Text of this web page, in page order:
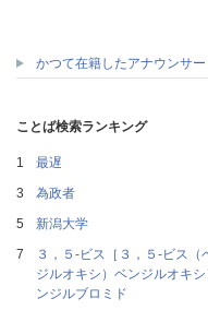
かつて在籍したアナウンサー
ことば検索ランキング
最遅
為政者
新潟大学
３，５‐ビス［３，５‐ビス（
ジルオキシ）ベンジルオキ
ンジルブロミド